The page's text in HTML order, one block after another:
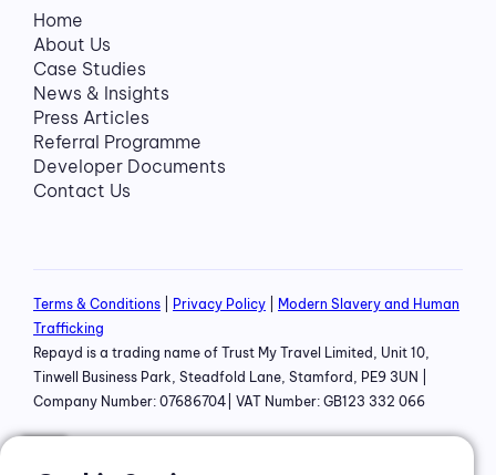
Home
About Us
Case Studies
News & Insights
Press Articles
Referral Programme
Developer Documents
Contact Us
Repayd is a trading name of Trust My Travel Limited, Unit 10,
Tinwell Business Park, Steadfold Lane, Stamford, PE9 3UN |
Company Number: 07686704| VAT Number: GB123 332 066
Terms & Conditions Privacy Policy
Modern Slavery and Human
Trafficking